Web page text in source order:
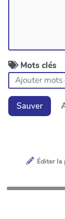
Mots clés
Sauver
Éditer la